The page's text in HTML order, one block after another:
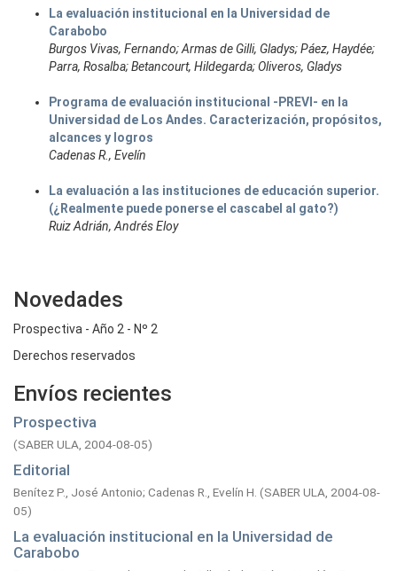
La evaluación institucional en la Universidad de
Carabobo
Burgos Vivas, Fernando; Armas de Gilli, Gladys; Páez, Haydée;
Parra, Rosalba; Betancourt, Hildegarda; Oliveros, Gladys
Programa de evaluación institucional -PREVI- en la
Universidad de Los Andes. Caracterización, propósitos,
alcances y logros
Cadenas R., Evelín
La evaluación a las instituciones de educación superior.
(¿Realmente puede ponerse el cascabel al gato?)
Ruiz Adrián, Andrés Eloy
Novedades
Prospectiva - Año 2 - Nº 2
Derechos reservados
Envíos recientes
Prospectiva
(SABER ULA, 2004-08-05)
Editorial
Benítez P., José Antonio; Cadenas R., Evelín H. (SABER ULA, 2004-08-
05)
La evaluación institucional en la Universidad de
Carabobo